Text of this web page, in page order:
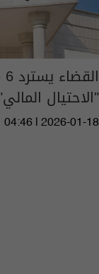
"الاحتيال
04:46 | 2026-01-18